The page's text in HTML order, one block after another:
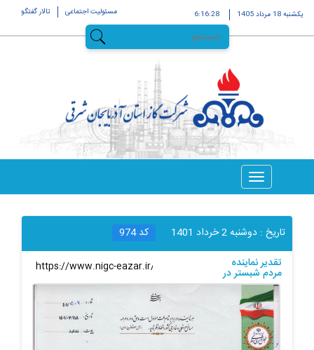
يکشنبه 18 مرداد 1405 6:16:29 مسئولیت اجتماعی تالار گفتگو
تاریخ : دوشنبه 2 خرداد 1401 کد974
تقدیر نماینده
مردم شبستر در